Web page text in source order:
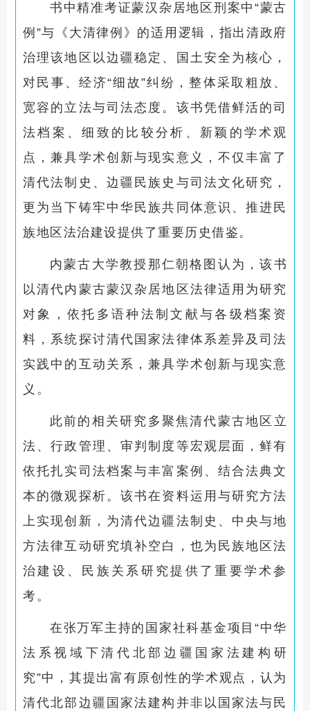
书中精准考证蒙汉杂居地区刑案中“蒙古
例”与《大清律例》的适用逻辑，指出清政府
治理该地区以边疆稳定、国土安全为核心，
对民事、经济“细故”纠纷，整体采取粗放、
宽容的立法与司法态度。该书凭借鲜活的司
法档案、细致的比较分析、新颖的学术观
点，兼具学术创新与现实意义，不仅丰富了
清代法制史、边疆民族史与司法文化研究，
更为当下铸牢中华民族共同体意识、推进民
族地区法治建设提供了重要历史借鉴。
内蒙古大学教授那仁朝格图认为，该书
以清代内蒙古蒙汉杂居地区法律适用为研究
对象，依托多语种法制文献与各级档案资
料，系统探讨清代国家法律体系差异及司法
实践中的互动关系，兼具学术创新与现实意
义。
此前的相关研究多聚焦清代蒙古地区立
法、行政管理、审判制度等宏观层面，鲜有
依托扎实司法档案与丰富案例、结合法典文
本的微观探析。该书在资料运用与研究方法
上实现创新，为清代边疆法制史、中央与地
方法律互动研究填补空白，也为民族地区法
治建设、民族关系研究提供了重要学术参
考。
在张万军主持的国家社科基金项目“中华
法系视域下清代北部边疆国家法建构研
究”中，其提出富有原创性的学术观点，认为
清代北部边疆国家法建构并非以国家法与民